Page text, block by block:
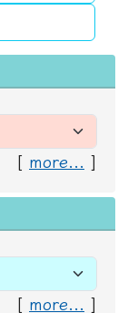
[ more... ]
[ more... ]